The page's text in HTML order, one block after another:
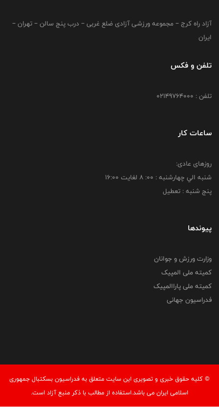
آزاد راه کرج – مجموعه ورزشی آزادی ضلع غربی – درب پنج سالن – تهران –
ایران
تلفن و فکس
تلفن : 02149764000
ساعات کار
روزهای عادی:
شنبه الي چهارشنبه : 00: 8 لغايت 16:00
پنج شنبه : تعطیل
پیوندها
وزارت ورزش و جوانان
کمیته ملی المپیک
کمیته ملی پاراالمپیک
فدراسیون جهانی
© کليه حقوق خبری و تصويری اين سايت متعلق به فدراسیون بسکتبال جمهوری
اسلامی ایران می باشد.استفاده از مطالب با ذكر منبع آزاد است.